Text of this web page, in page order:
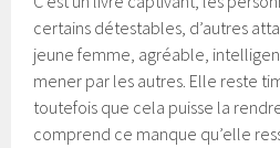
certains détestables, d’autres
jeune femme, agréable,
mener par les autres. Elle reste
toutefois que cela puisse la
comprend ce manque qu’elle